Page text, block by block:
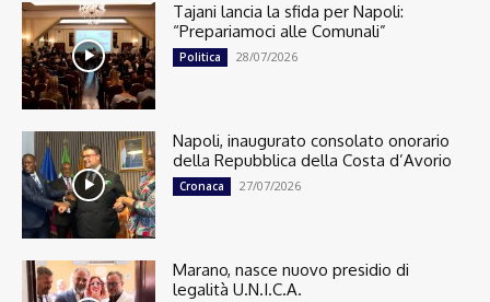
Tajani lancia la sfida per Napoli:
“Prepariamoci alle Comunali”
Politica 28/07/2026
Napoli, inaugurato consolato onorario
della Repubblica della Costa d’Avorio
Cronaca 27/07/2026
Marano, nasce nuovo presidio di
legalità U.N.I.C.A.